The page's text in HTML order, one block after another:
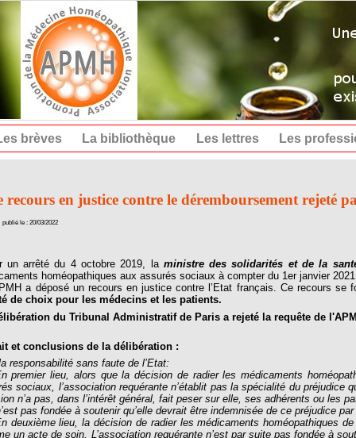
brèves La bibliothèque Les lettres Les
recours en justice contre le déremboursement rejeté
publié le : 20/03/2022
arrêté du 4 octobre 2019, la ministre des solidarités et de la
homéopathiques aux assurés sociaux à compter du 1er janvier
a déposé un recours en justice contre l’Etat français. Ce recours se
de choix pour les médecins et les patients.
du Tribunal Administratif de Paris a rejeté la requête de
et conclusions de la délibération :
responsabilité sans faute de l’Etat:
premier lieu, alors que la décision de radier les médicaments
sociaux, l’association requérante n’établit pas la spécialité du
n’a pas, dans l’intérêt général, fait peser sur elle, ses adhérents ou les
pas fondée à soutenir qu’elle devrait être indemnisée de ce préjudice
deuxième lieu, la décision de radier les médicaments homéopathiques
un acte de soin. L’association requérante n’est par suite pas fondée à